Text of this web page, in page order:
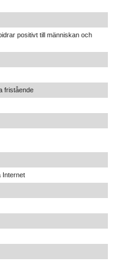
positivt till människan och
fristående
Internet